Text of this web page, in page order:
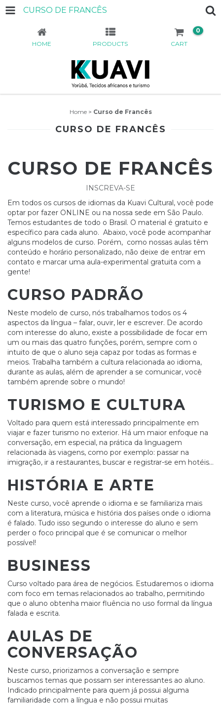
CURSO DE FRANCÊS
HOME PRODUCTS CART
0
Home > Curso de Francês
CURSO DE FRANCÊS
CURSO DE FRANCÊS
INSCREVA-SE
Em todos os cursos de idiomas da Kuavi Cultural, você pode
optar por fazer ONLINE ou na nossa sede em São Paulo.
Temos estudantes de todo o Brasil. O material é gratuito e
específico para cada aluno. Abaixo, você pode acompanhar
alguns modelos de curso. Porém, como nossas aulas têm
conteúdo e horário personalizado, não deixe de entrar em
contato e marcar uma aula-experimental gratuita com a
gente!
CURSO PADRÃO
Neste modelo de curso, nós trabalhamos todos os 4
aspectos da língua – falar, ouvir, ler e escrever. De acordo
com interesse do aluno, existe a possibilidade de focar em
um ou mais das quatro funções, porém, sempre com o
intuito de que o aluno seja capaz por todas as formas e
meios. Trabalha também a cultura relacionada ao idioma,
durante as aulas, além de aprender a se comunicar, você
também aprende sobre o mundo!
TURISMO E CULTURA
Voltado para quem está interessado principalmente em
viajar e fazer turismo no exterior. Há um maior enfoque na
conversação, em especial, na prática da linguagem
relacionada às viagens, como por exemplo: passar na
imigração, ir a restaurantes, buscar e registrar-se em hotéis…
HISTÓRIA E ARTE
Neste curso, você aprende o idioma e se familiariza mais
com a literatura, música e história dos países onde o idioma
é falado. Tudo isso segundo o interesse do aluno e sem
perder o foco principal que é se comunicar o melhor
possível!
BUSINESS
Curso voltado para área de negócios. Estudaremos o idioma
com foco em temas relacionados ao trabalho, permitindo
que o aluno obtenha maior fluência no uso formal da língua
falada e escrita.
AULAS DE
CONVERSAÇÃO
Neste curso, priorizamos a conversação e sempre
buscamos temas que possam ser interessantes ao aluno.
Indicado principalmente para quem já possui alguma
familiaridade com a língua e não possui muitas